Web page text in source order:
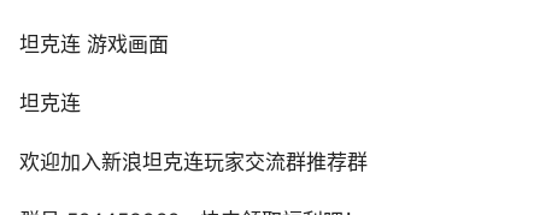
坦克连 游戏画面
坦克连
欢迎加入新浪坦克连玩家交流群推荐群